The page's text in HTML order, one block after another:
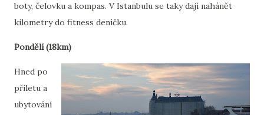
boty, čelovku a kompas. V Istanbulu se taky dají nahánět
kilometry do fitness deníčku.
Pondělí (18km)
Hned po
příletu a
ubytování